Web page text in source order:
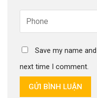
Save my name
next time I comment.
GỬI BÌNH LUẬN